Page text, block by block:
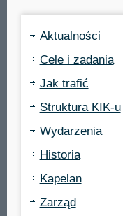
Aktualności
Cele i zadania
Jak trafić
Struktura KIK-u
Wydarzenia
Historia
Kapelan
Zarząd